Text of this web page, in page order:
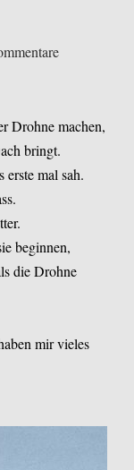
Drohne machen,
bringt.
erste mal sah.
beginnen,
die Drohne
mir vieles